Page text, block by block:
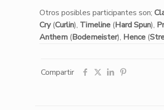
Otros posibles participantes son;
Cry(Curlin), Timeline(Hard Spun),
Anthem(Bodemeister), Hence (
Compartir